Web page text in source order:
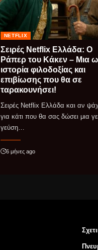
NETFLIX
Σειρές Netflix Ελλάδα: Ο
Ράπερ του Κάκεν – Μια
ιστορία φιλοδοξίας και
επιβίωσης που θα σε
ταρακουνήσει!
Σειρές Netflix Ελλάδα και αν
για κάτι που θα σας δώσει μια
γεύση…
6 μήνες ago